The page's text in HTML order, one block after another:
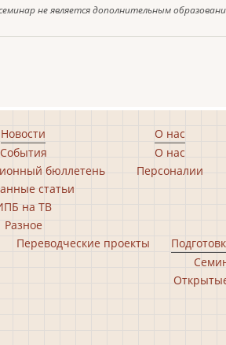
не является дополнительным
Новости
События
бюллетень
статьи
на ТВ
Разное
О нас
О нас
Персоналии
Переводческие проекты